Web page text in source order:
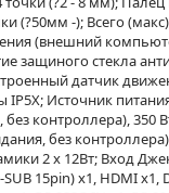
(?50мм -); Всего
(внешний
защиного стекла
датчик
Источник
контроллера), 350
без
2 х 12Вт; Вход
15pin) х1, HDMI х1,